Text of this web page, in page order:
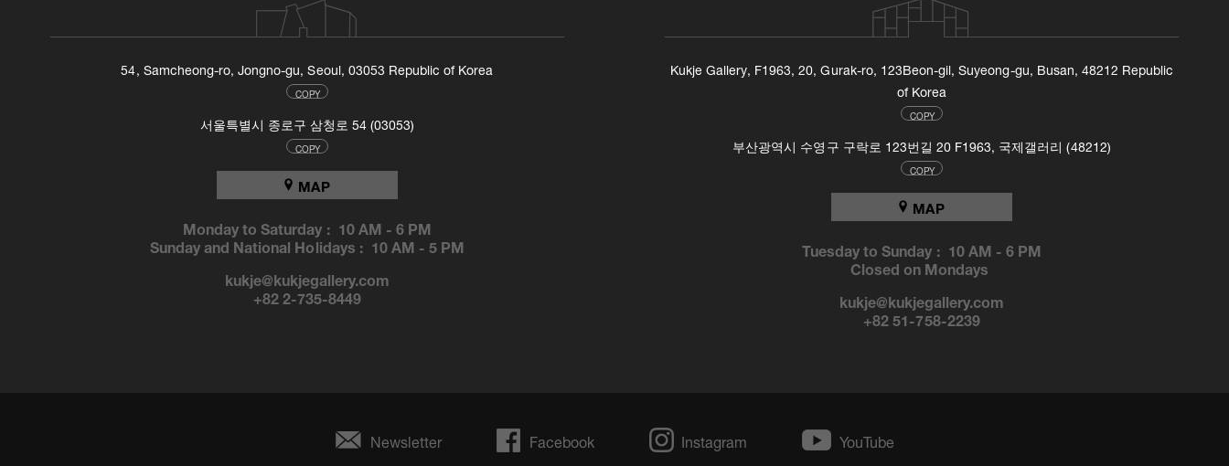
54, Samcheong-ro, Jongno-gu, Seoul, 03053 Republic of Korea
COPY
서울특별시 종로구 삼청로 54 (03053)
COPY
MAP
Monday to Saturday : 10 AM-6 PM
Sunday and National Holidays : 10 AM-5 PM
kukje@kukjegallery.com
+82 2-735-8449
Kukje Gallery, F1963, 20, Gurak-ro, 123Beon-gil, Suyeong-gu, Busan, 48212 Republic
of Korea
COPY
부산광역시 수영구 구락로 123번길 20 F1963, 국제갤러리 (48212)
COPY
MAP
Tuesday to Sunday : 10 AM-6 PM
Closed on Mondays
kukje@kukjegallery.com
+82 51-758-2239
Newsletter Facebook Instagram YouTube